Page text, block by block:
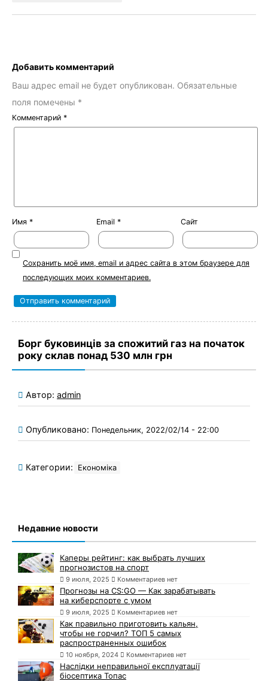
Добавить комментарий
Ваш адрес email не будет опубликован. Обязательные
поля помечены *
Комментарий *
Имя * Email * Сайт
Сохранить моё имя, email и адрес сайта в этом браузере для
последующих моих комментариев.
Борг буковинців за спожитий газ на початок
року склав понад 530 млн грн
Автор: admin
Опубликовано: Понедельник, 2022/02/14 - 22:00
Категории: Економіка
Недавние новости
Каперы рейтинг: как выбрать лучших
прогнозистов на спорт
9 июля, 2025 Комментариев нет
Прогнозы на CS:GO — Как зарабатывать
на киберспорте с умом
9 июля, 2025 Комментариев нет
Как правильно приготовить кальян,
чтобы не горчил? ТОП 5 самых
распространенных ошибок
10 ноября, 2024 Комментариев нет
Наслідки неправильної експлуатації
біосептика Топас